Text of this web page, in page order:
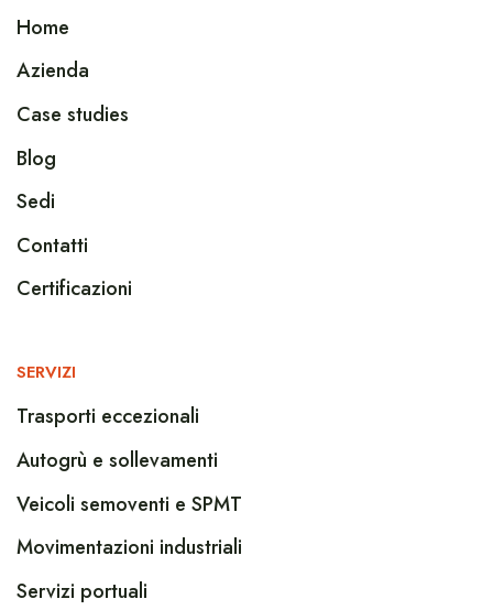
Home
Azienda
Case studies
Blog
Sedi
Contatti
Certificazioni
SERVIZI
Trasporti eccezionali
Autogrù e sollevamenti
Veicoli semoventi e SPMT
Movimentazioni industriali
Servizi portuali